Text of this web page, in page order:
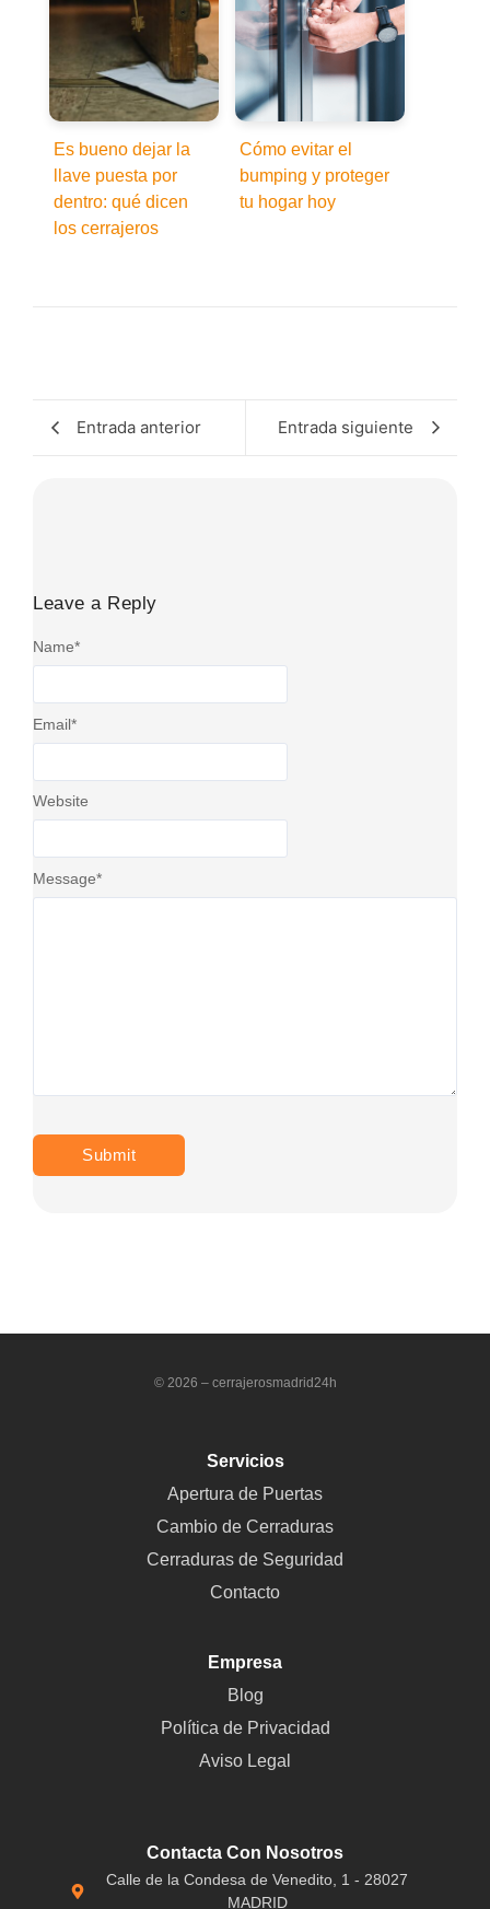
Es bueno dejar la
llave puesta por
dentro: qué dicen
los cerrajeros
Cómo evitar el
bumping y proteger
tu hogar hoy
Entrada anterior Entrada siguiente
Leave a Reply
Message*
Name*
Email*
Website
© 2026 – cerrajerosmadrid24h
Servicios
Apertura de Puertas
Cambio de Cerraduras
Cerraduras de Seguridad
Contacto
Empresa
Blog
Política de Privacidad
Aviso Legal
Contacta Con Nosotros
Calle de la Condesa de Venedito, 1 - 28027
MADRID